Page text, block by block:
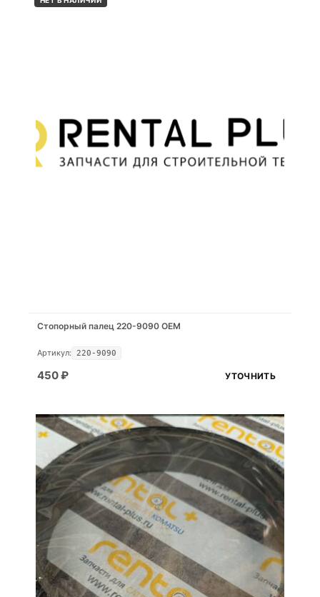
Стопорный палец 220-9090 OEM
Артикул: 220-9090
450₽ УТОЧНИТЬ